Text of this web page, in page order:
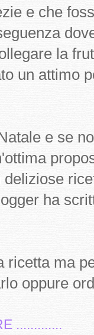
e che
la
un attimo
e se
ha
ma
oppure
.............